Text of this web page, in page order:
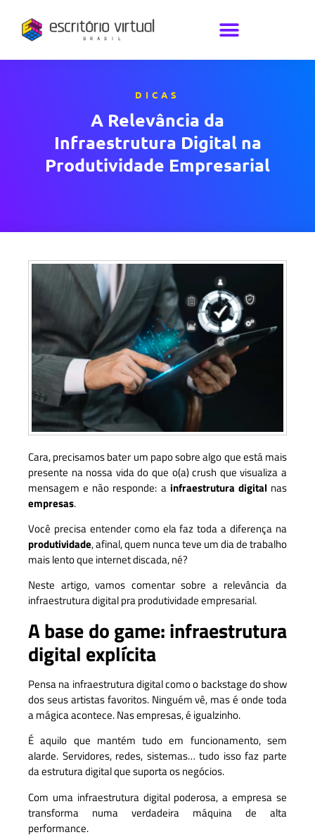
DICAS
A Relevância da
Infraestrutura Digital na
Produtividade Empresarial
Cara, precisamos bater um papo sobre algo que está mais
presente na nossa vida do que o(a) crush que visualiza a
mensagem e não responde: a infraestrutura digital nas
empresas.
Você precisa entender como ela faz toda a diferença na
produtividade, afinal, quem nunca teve um dia de trabalho
mais lento que internet discada, né?
Neste artigo, vamos comentar sobre a relevância da
infraestrutura digital pra produtividade empresarial.
A base do game: infraestrutura
digital explícita
Pensa na infraestrutura digital como o backstage do show
dos seus artistas favoritos. Ninguém vê, mas é onde toda
a mágica acontece. Nas empresas, é igualzinho.
É aquilo que mantém tudo em funcionamento, sem
alarde. Servidores, redes, sistemas… tudo isso faz parte
da estrutura digital que suporta os negócios.
Com uma infraestrutura digital poderosa, a empresa se
transforma numa verdadeira máquina de alta
performance.